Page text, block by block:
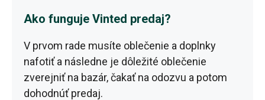
Ako funguje Vinted predaj?
V prvom rade musíte oblečenie a doplnky
nafotiť a následne je dôležité oblečenie
zverejniť na bazár, čakať na odozvu a potom
dohodnúť predaj.